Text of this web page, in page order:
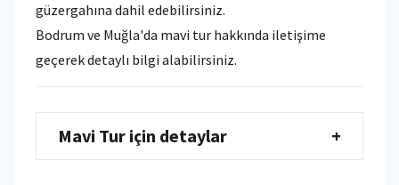
güzergahına dahil edebilirsiniz.
Bodrum ve Muğla'da mavi tur hakkında iletişime
geçerek detaylı bilgi alabilirsiniz.
Mavi Tur için detaylar +